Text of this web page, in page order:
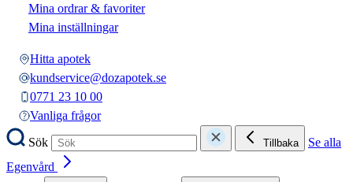
Mina ordrar & favoriter
Mina inställningar
Hitta apotek
kundservice@dozapotek.se
0771 23 10 00
Vanliga frågor
Sök
Tillbaka
Se alla
Egenvård